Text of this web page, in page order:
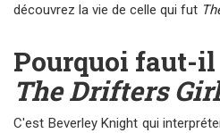
découvrez la vie de celle qui fut
Pourquoi faut-
The Drifters Girl
C'est Beverley Knight qui